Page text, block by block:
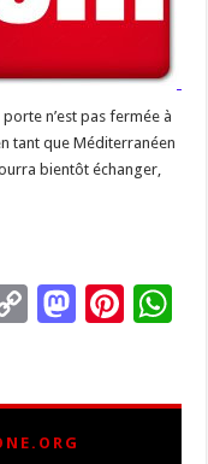
n’est pas fermée à
tant que Méditerranéen
bientôt échanger,
C
y
M
d
Pi
es